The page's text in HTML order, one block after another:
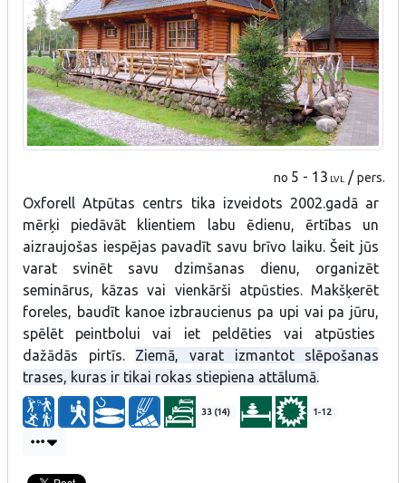
no 5 - 13 LVL /pers.
Oxforell Atpūtas centrs tika izveidots 2002.gadā ar
mērķi piedāvāt klientiem labu ēdienu, ērtības un
aizraujošas iespējas pavadīt savu brīvo laiku.Šeit jūs
varat svinēt savu dzimšanas dienu, organizēt
seminārus, kāzas vai vienkārši atpūsties. Makšķerēt
foreles, baudīt kanoe izbraucienus pa upi vai pa jūru,
spēlēt peintbolui vai iet peldēties vai atpūsties
dažādās pirtīs. Ziemā, varat izmantot slēpošanas
trases, kuras ir tikai rokas stiepiena attālumā.
33 (14) 1-12